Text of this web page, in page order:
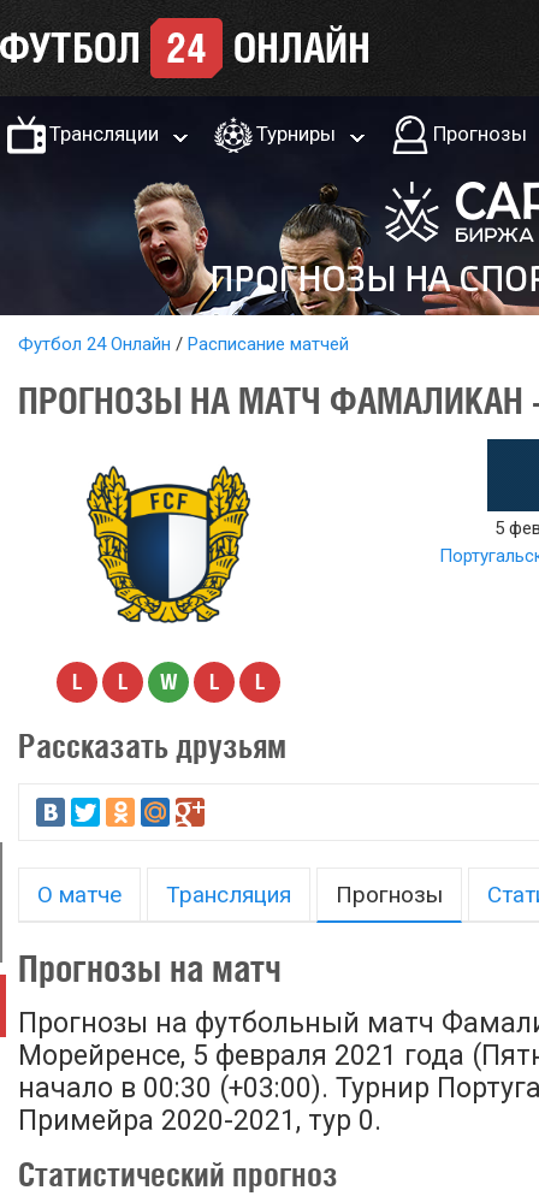
Трансляции Турниры Прогнозы
Футбол 24 Онлайн Расписание матчей
ПРОГНОЗЫ НА МАТЧ ФАМАЛИКАН
L L W L L
5
Рассказать друзьям
О матче Трансляция Прогнозы
Прогнозы на матч
Прогнозы на футбольный матч
Морейренсе, 5 февраля 2021 года
начало в 00:30 (+03:00). Турнир
Примейра 2020-2021, тур 0.
Статистический прогноз